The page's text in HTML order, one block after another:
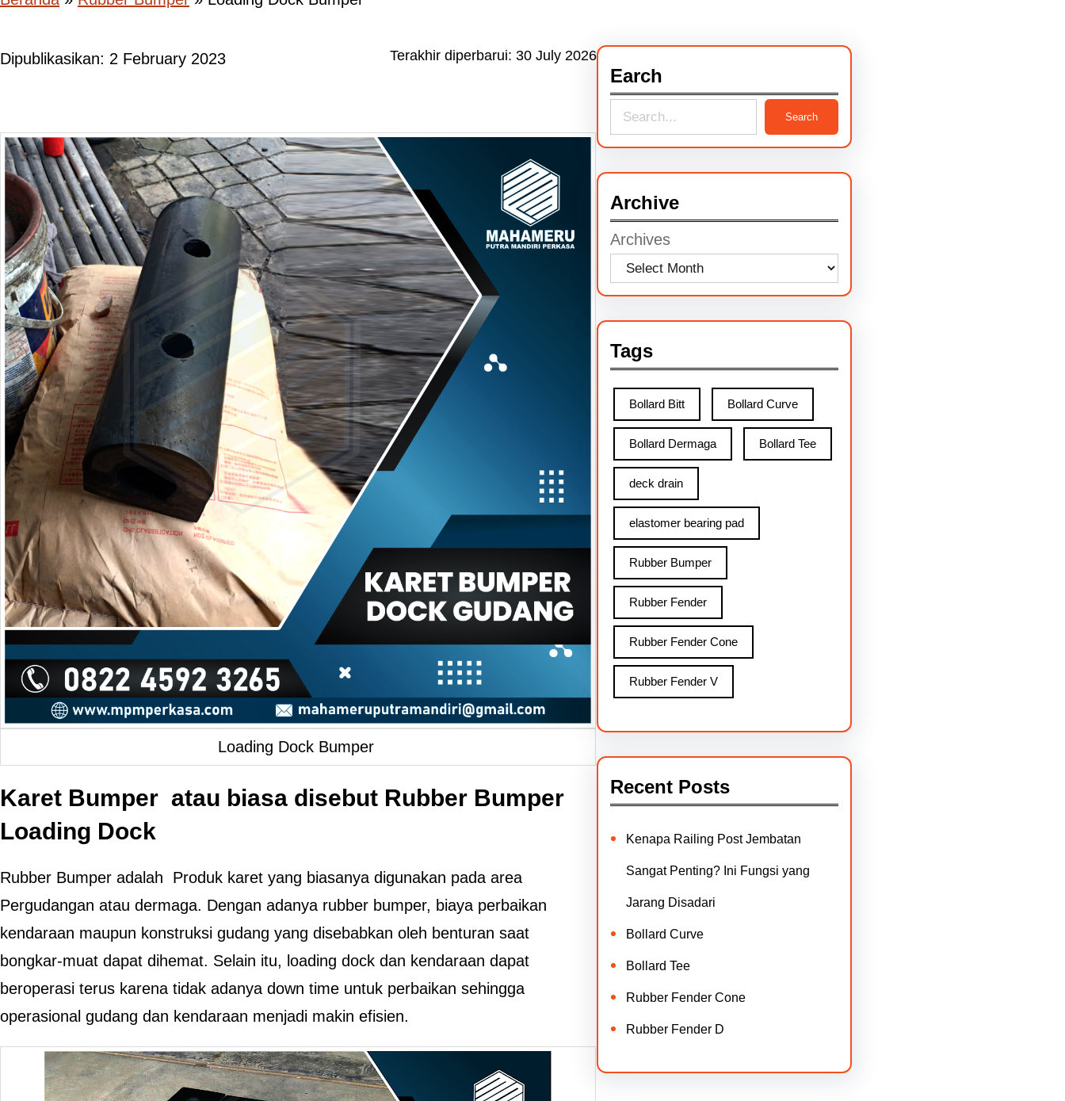
Dipublikasikan: 2 February 2023 Terakhir diperbarui: 30 July 2026
Loading Dock Bumper
Karet Bumper atau biasa disebut Rubber Bumper
Loading Dock
Rubber Bumper adalah Produk karet yang biasanya digunakan pada area
Pergudangan atau dermaga. Dengan adanya rubber bumper, biaya perbaikan
kendaraan maupun konstruksi gudang yang disebabkan oleh benturan saat
bongkar-muat dapat dihemat. Selain itu, loading dock dan kendaraan dapat
beroperasi terus karena tidak adanya down time untuk perbaikan sehingga
operasional gudang dan kendaraan menjadi makin efisien.
Earch
e
r
c
h
Search
Archive
Archives
Tags
Bollard Bitt Bollard Curve
Bollard Dermaga Bollard Tee
deck drain
elastomer bearing pad
Rubber Bumper
Rubber Fender
Rubber Fender Cone
Rubber Fender V
Recent Posts
Kenapa Railing Post Jembatan
Sangat Penting? Ini Fungsi yang
Jarang Disadari
Bollard Curve
Bollard Tee
Rubber Fender Cone
Rubber Fender D